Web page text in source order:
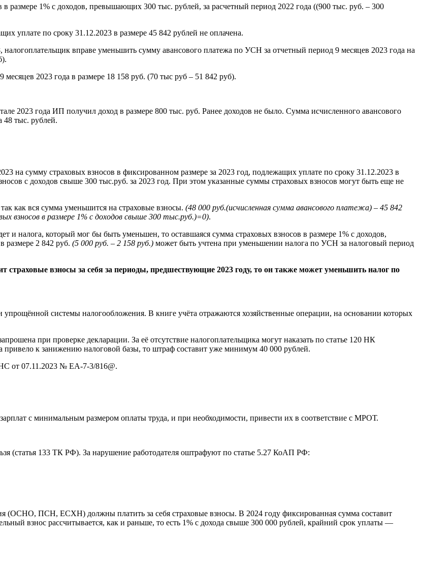
размере 1% с доходов, превышающих 300 тыс. рублей, за расчетный период 2022 года ((900 тыс. руб. – 300
уплате по сроку 31.12.2023 в размере 45 842 рублей не оплачена.
вправе уменьшить сумму авансового платежа по УСН за отчетный период 9 месяцев 2023 года на
2023 года в размере 18 158 руб. (70 тыс руб – 51 842 руб).
2023 года ИП получил доход в размере 800 тыс. руб. Ранее доходов не было. Сумма исчисленного авансового
48 тыс. рублей.
на сумму страховых взносов в фиксированном размере за 2023 год, подлежащих уплате по сроку 31.12.2023 в
с доходов свыше 300 тыс.руб. за 2023 год. При этом указанные суммы страховых взносов могут быть еще не
как вся сумма уменьшится на страховые взносы. (48 000 руб.(исчисленная сумма авансового платежа) – 45 842
взносов в размере 1% с доходов свыше 300 тыс.руб.)=0).
и налога, который мог бы быть уменьшен, то оставшаяся сумма страховых взносов в размере 1% с доходов,
размере 2 842 руб. (5 000 руб. – 2 158 руб.) может быть учтена при уменьшении налога по УСН за налоговый период
страховые взносы за себя за периоды, предшествующие 2023 году, то он также может уменьшить налог по
системы налогообложения. В книге учёта отражаются хозяйственные операции, на основании которых
при проверке декларации. За её отсутствие налогоплательщика могут наказать по статье 120 НК
к занижению налоговой базы, то штраф составит уже минимум 40 000 рублей.
от 07.11.2023 № ЕА-7-3/816@.
с минимальным размером оплаты труда, и при необходимости, привести их в соответствие с МРОТ.
(статья 133 ТК РФ). За нарушение работодателя оштрафуют по статье 5.27 КоАП РФ:
(ОСНО, ПСН, ЕСХН) должны платить за себя страховые взносы. В 2024 году фиксированная сумма составит
взнос рассчитывается, как и раньше, то есть 1% с дохода свыше 300 000 рублей, крайний срок уплаты —